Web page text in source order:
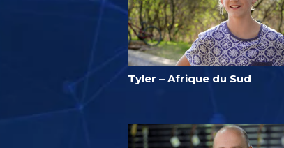
Tyler – Afrique du Sud